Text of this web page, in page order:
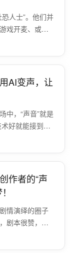
人士”。他们并
戏开麦、或者
、心跳加速。
AI变声，让
中，“声音”就是
好就能接到
个尴尬的痛
作者的“声
情演绎的圈子
剧本很赞，但
少年、少女、